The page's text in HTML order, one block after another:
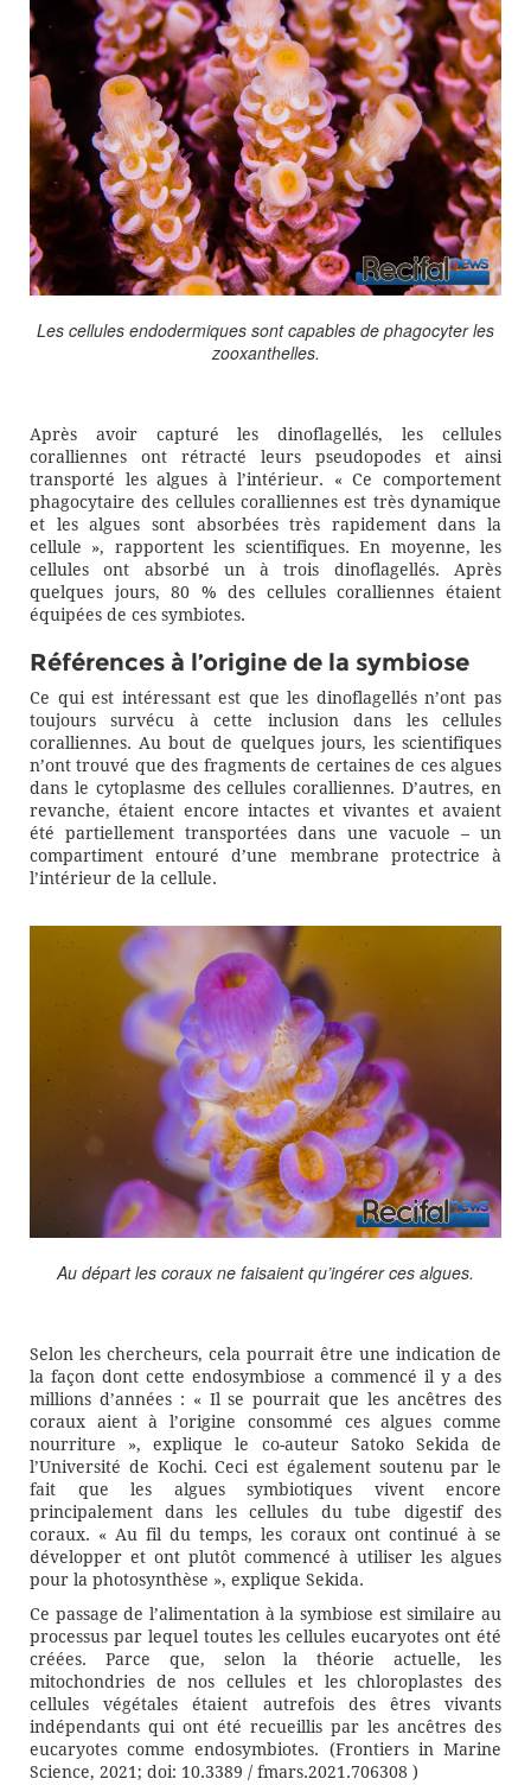
Les cellules endodermiques sont capables de phagocyter les
zooxanthelles.
Après avoir capturé les dinoflagellés, les cellules
coralliennes ont rétracté leurs pseudopodes et ainsi
transporté les algues à l’intérieur. « Ce comportement
phagocytaire des cellules coralliennes est très dynamique
et les algues sont absorbées très rapidement dans la
cellule », rapportent les scientifiques. En moyenne, les
cellules ont absorbé un à trois dinoflagellés. Après
quelques jours, 80 % des cellules coralliennes étaient
équipées de ces symbiotes.
Références à l’origine de la symbiose
Ce qui est intéressant est que les dinoflagellés n’ont pas
toujours survécu à cette inclusion dans les cellules
coralliennes. Au bout de quelques jours, les scientifiques
n’ont trouvé que des fragments de certaines de ces algues
dans le cytoplasme des cellules coralliennes. D’autres, en
revanche, étaient encore intactes et vivantes et avaient
été partiellement transportées dans une vacuole – un
compartiment entouré d’une membrane protectrice à
l’intérieur de la cellule.
Au départ les coraux ne faisaient qu’ingérer ces algues.
Selon les chercheurs, cela pourrait être une indication de
la façon dont cette endosymbiose a commencé il y a des
millions d’années : « Il se pourrait que les ancêtres des
coraux aient à l’origine consommé ces algues comme
nourriture », explique le co-auteur Satoko Sekida de
l’Université de Kochi. Ceci est également soutenu par le
fait que les algues symbiotiques vivent encore
principalement dans les cellules du tube digestif des
coraux. « Au fil du temps, les coraux ont continué à se
développer et ont plutôt commencé à utiliser les algues
pour la photosynthèse », explique Sekida.
Ce passage de l’alimentation à la symbiose est similaire au
processus par lequel toutes les cellules eucaryotes ont été
créées. Parce que, selon la théorie actuelle, les
mitochondries de nos cellules et les chloroplastes des
cellules végétales étaient autrefois des êtres vivants
indépendants qui ont été recueillis par les ancêtres des
eucaryotes comme endosymbiotes. (Frontiers in Marine
Science, 2021; doi: 10.3389 / fmars.2021.706308 )